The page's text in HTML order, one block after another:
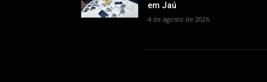
em Jaú
4 de agosto de 2026